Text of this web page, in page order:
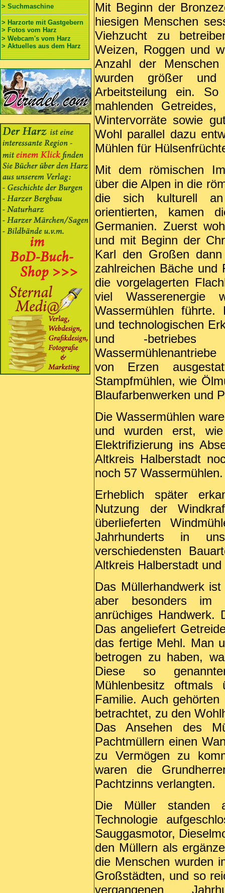
> Suchmaschine
> Harzorte mit Gastgebern
> Fotos vom Harz
> Webcam's vom Harz
> Aktuelles aus dem Harz
Mit Beginn der
hiesigen Menschen
Viehzucht zu
Weizen, Roggen und
Anzahl der
wurden größer
Arbeitsteilung ein.
mahlenden
Wintervorräte sowie
Wohl parallel dazu
Mühlen für
Mit dem römischen
über die Alpen in die
die sich kulturell an
orientierten, kamen
Germanien. Zuerst
und mit Beginn der
Karl den Großen
zahlreichen Bäche und
die vorgelagerten
viel Wasserenergie
Wassermühlen führte.
und technologischen
und -betriebes
von Erzen
Stampfmühlen, wie
Blaufarbenwerken und
Die Wassermühlen
und wurden erst,
Elektrifizierung ins
Altkreis Halberstadt
noch 57 Wassermühlen.
Erheblich später
Nutzung der
überlieferten
Jahrhunderts in
verschiedensten
Altkreis Halberstadt
Das Müllerhandwerk
aber besonders im
anrüchiges Handwerk.
Das angeliefert
das fertige Mehl. Man
betrogen zu haben,
Diese so
Mühlenbesitz
Familie. Auch
betrachtet, zu den
Das Ansehen des
Pachtmüllern einen
zu Vermögen zu
waren die
Pachtzinns verlangten.
Die Müller standen
Technologie
Sauggasmotor,
den Müllern als
die Menschen wurden
Großstädten, und so
vergangenen